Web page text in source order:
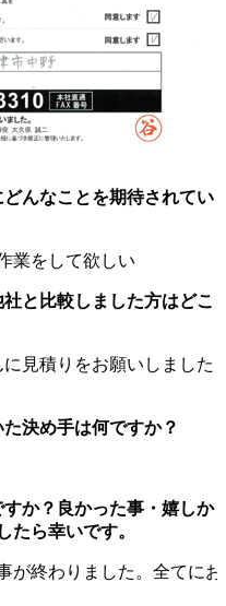
んなことを期待されてい
業をして欲しい
と比較しました方はどこ
見積りをお願いしました
決め手は何ですか？
か？良かった事・嬉しか
たら幸いです。
が終わりました。全てにお